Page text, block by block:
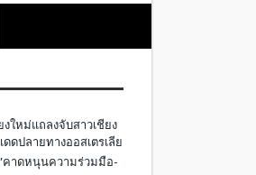
ใหม่แถลงจับสาวเชียง
ดปลายทางออสเตรเลีย
คาดหนุนความร่วมมือ-